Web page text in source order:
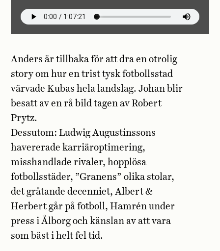
Anders är tillbaka för att dra en otrolig
story om hur en trist tysk fotbollsstad
värvade Kubas hela landslag. Johan blir
besatt av en rå bild tagen av Robert
Prytz.
Dessutom: Ludwig Augustinssons
havererade karriäroptimering,
misshandlade rivaler, hopplösa
fotbollsstäder, ”Granens” olika stolar,
det gråtande decenniet, Albert &
Herbert går på fotboll, Hamrén under
press i Ålborg och känslan av att vara
som bäst i helt fel tid.